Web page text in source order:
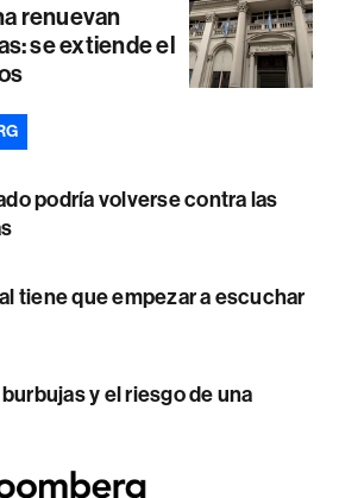
renuevan
se extiende el
podría volverse contra las
tiene que empezar a escuchar
y el riesgo de una